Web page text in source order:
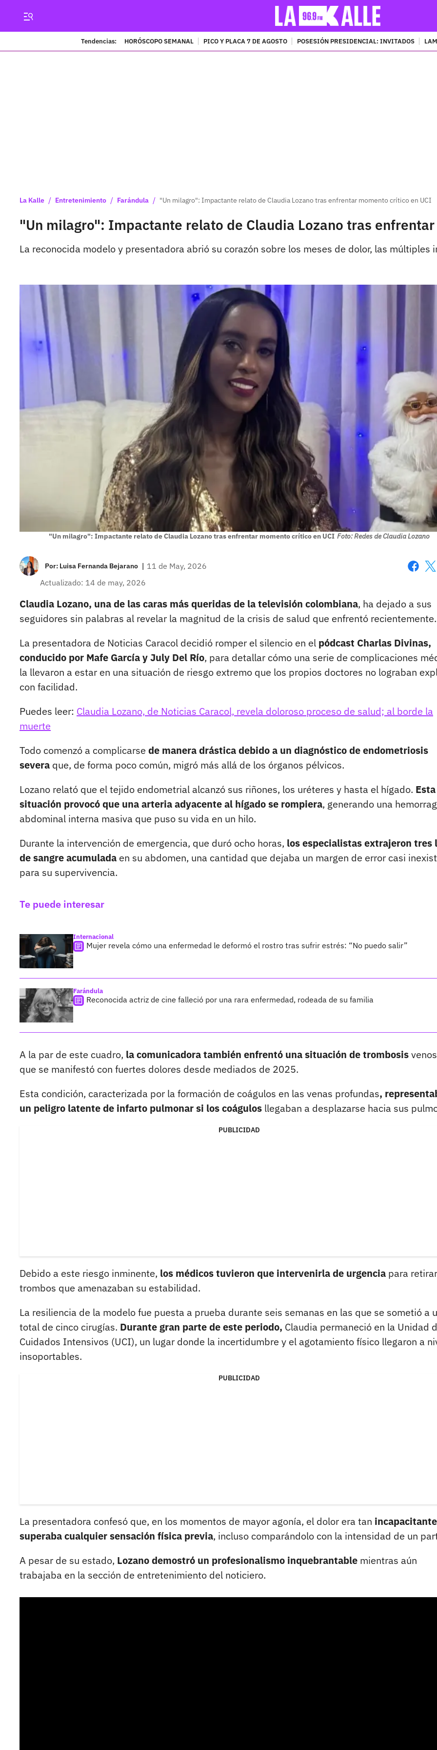
Tendencias: HORÓSCOPO SEMANAL PICO Y PLACA 7 DE AGOSTO POSESIÓN PRESIDENCIAL: INVITADOS
La Kalle / Entretenimiento / Farándula / "Un milagro": Impactante relato de Claudia Lozano tras enfrentar momento crítico en UCI
"Un milagro": Impactante relato de Claudia Lozano tras
La reconocida modelo y presentadora abrió su corazón sobre los meses de dolor, las
"Un milagro": Impactante relato de Claudia Lozano tras enfrentar momento crítico en UCI Foto: Redes de Claudia Lozano
Por: Luisa Fernanda Bejarano | 11 de May, 2026
Actualizado: 14 de may, 2026
Claudia Lozano, una de las caras más queridas de la televisión colombiana, ha dejado a sus
seguidores sin palabras al revelar la magnitud de la crisis de salud que enfrentó recientemente.
La presentadora de Noticias Caracol decidió romper el silencio en el pódcast Charlas Divinas,
conducido por Mafe García y July Del Río, para detallar cómo una serie de complicaciones
la llevaron a estar en una situación de riesgo extremo que los propios doctores no lograban
con facilidad.
Puedes leer: Claudia Lozano, de Noticias Caracol, revela doloroso proceso de salud; al borde la
muerte
Todo comenzó a complicarse de manera drástica debido a un diagnóstico de endometriosis
severa que, de forma poco común, migró más allá de los órganos pélvicos.
Lozano relató que el tejido endometrial alcanzó sus riñones, los uréteres y hasta el hígado. Esta
situación provocó que una arteria adyacente al hígado se rompiera, generando una
abdominal interna masiva que puso su vida en un hilo.
Durante la intervención de emergencia, que duró ocho horas, los especialistas extrajeron tres
de sangre acumulada en su abdomen, una cantidad que dejaba un margen de error casi
para su supervivencia.
Te puede interesar
Internacional
Mujer revela cómo una enfermedad le deformó el rostro tras sufrir estrés: “No puedo salir”
Farándula
Reconocida actriz de cine falleció por una rara enfermedad, rodeada de su familia
A la par de este cuadro, la comunicadora también enfrentó una situación de trombosis
que se manifestó con fuertes dolores desde mediados de 2025.
Esta condición, caracterizada por la formación de coágulos en las venas profundas,
un peligro latente de infarto pulmonar si los coágulos llegaban a desplazarse hacia sus
PUBLICIDAD
Debido a este riesgo inminente, los médicos tuvieron que intervenirla de urgencia para
trombos que amenazaban su estabilidad.
La resiliencia de la modelo fue puesta a prueba durante seis semanas en las que se sometió a
total de cinco cirugías. Durante gran parte de este periodo, Claudia permaneció en la Unidad
Cuidados Intensivos (UCI), un lugar donde la incertidumbre y el agotamiento físico llegaron a
insoportables.
PUBLICIDAD
La presentadora confesó que, en los momentos de mayor agonía, el dolor era tan
superaba cualquier sensación física previa, incluso comparándolo con la intensidad de un
A pesar de su estado, Lozano demostró un profesionalismo inquebrantable mientras aún
trabajaba en la sección de entretenimiento del noticiero.